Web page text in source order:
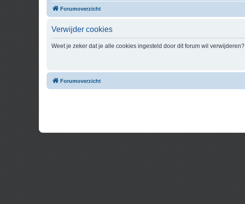
Forumoverzicht
Verwijder cookies
Weet je zeker dat je alle cookies ingesteld door dit forum wil verwijderen?
Forumoverzicht